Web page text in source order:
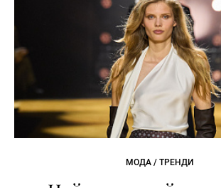
МОДА / ТРЕНДИ